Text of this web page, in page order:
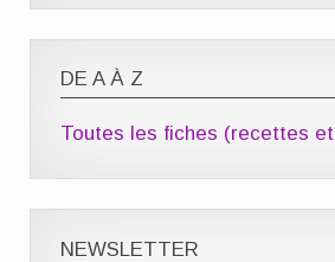
DE A À Z
Toutes les fiches (recettes
NEWSLETTER